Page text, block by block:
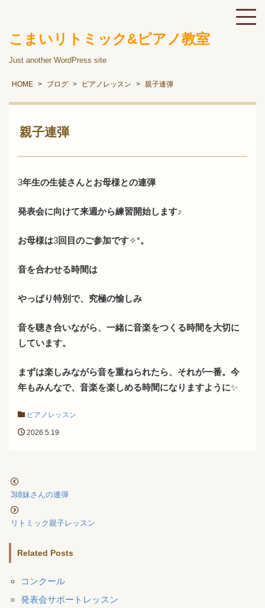
こまいリトミック&ピアノ教室
Just another WordPress site
HOME ブログ ピアノレッスン 親子連弾
親子連弾
3年生の生徒さんとお母様との連弾
発表会に向けて来週から練習開始します♪
お母様は3回目のご参加です✧︎*。
音を合わせる時間は
やっぱり特別で、究極の愉しみ
音を聴き合いながら、一緒に音楽をつくる時間を大切に
しています。
まずは楽しみながら音を重ねられたら、それが一番。今
年もみんなで、音楽を楽しめる時間になりますように✨
ピアノレッスン
2026.5.19
3姉妹さんの連弾
リトミック親子レッスン
Related Posts
コンクール
発表会サポートレッスン